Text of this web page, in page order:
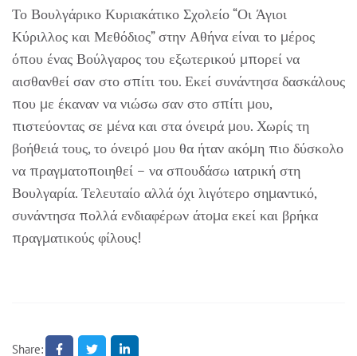
Το Βουλγάρικο Κυριακάτικο Σχολείο “Οι Άγιοι
Κύριλλος και Μεθόδιος” στην Αθήνα είναι το μέρος
όπου ένας Βούλγαρος του εξωτερικού μπορεί να
αισθανθεί σαν στο σπίτι του. Εκεί συνάντησα δασκάλους
που με έκαναν να νιώσω σαν στο σπίτι μου,
πιστεύοντας σε μένα και στα όνειρά μου. Χωρίς τη
βοήθειά τους, το όνειρό μου θα ήταν ακόμη πιο δύσκολο
να πραγματοποιηθεί – να σπουδάσω ιατρική στη
Βουλγαρία. Τελευταίο αλλά όχι λιγότερο σημαντικό,
συνάντησα πολλά ενδιαφέρων άτομα εκεί και βρήκα
πραγματικούς φίλους!
Share: